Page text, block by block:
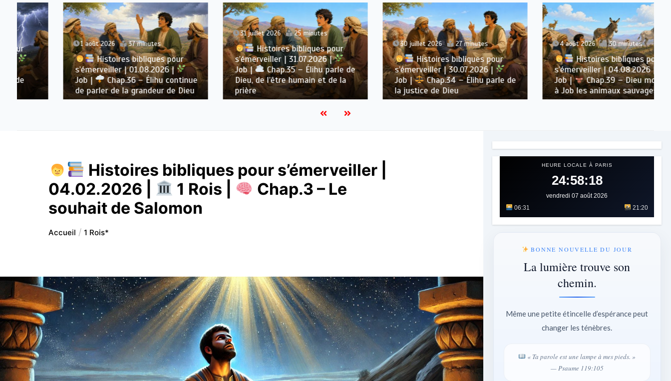
1 août 2026 37 minutes
Histoires bibliques pour
s’émerveiller | 01.08.2026 |
Job |
Chap.36 – Élihu continue
de parler de la grandeur de Dieu
31 juillet 2026 25 minutes
Histoires bibliques pour
s’émerveiller | 31.07.2026 |
Job |
Chap.35 – Élihu parle de
Dieu, de l’être humain et de la
prière
30 juillet 2026 27 minutes
Histoires bibliques pour
s’émerveiller | 30.07.2026 |
Job |
Chap.34 – Élihu parle de
la justice de Dieu
4 août 2026 30 minutes
Histoires bibliques pour
s’émerveiller | 04.08.2026 |
Job |
Chap.39 – Dieu montre
à Job les animaux sauvages
Histoires bibliques pour s’émerveiller |
04.02.2026 |
1 Rois |
Chap.3 – Le
souhait de Salomon
Accueil 1 Rois*
HEURE LOCALE À PARIS
24:58:19
vendredi 07 août 2026
06:31
21:20
BONNE NOUVELLE DU JOUR
La lumière trouve son
chemin.
Même une petite étincelle d’espérance peut
changer les ténèbres.
« Ta parole est une lampe à mes pieds. »
— Psaume 119:105